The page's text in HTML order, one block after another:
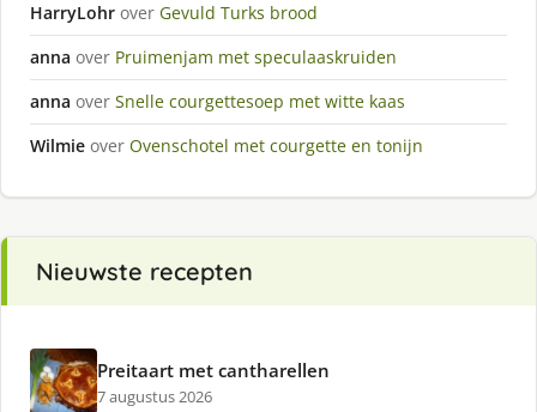
HarryLohr over Gevuld Turks brood
anna over Pruimenjam met speculaaskruiden
anna over Snelle courgettesoep met witte kaas
Wilmie over Ovenschotel met courgette en tonijn
Nieuwste recepten
Preitaart met cantharellen
7 augustus 2026